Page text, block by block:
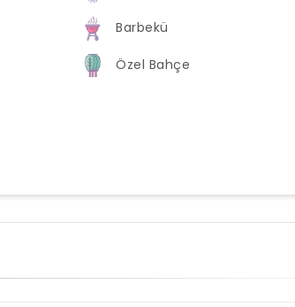
Barbekü
Özel Bahçe